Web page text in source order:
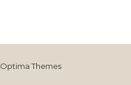
Optima Themes